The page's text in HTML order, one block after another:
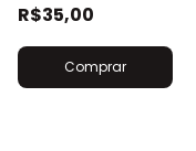
R$35,00